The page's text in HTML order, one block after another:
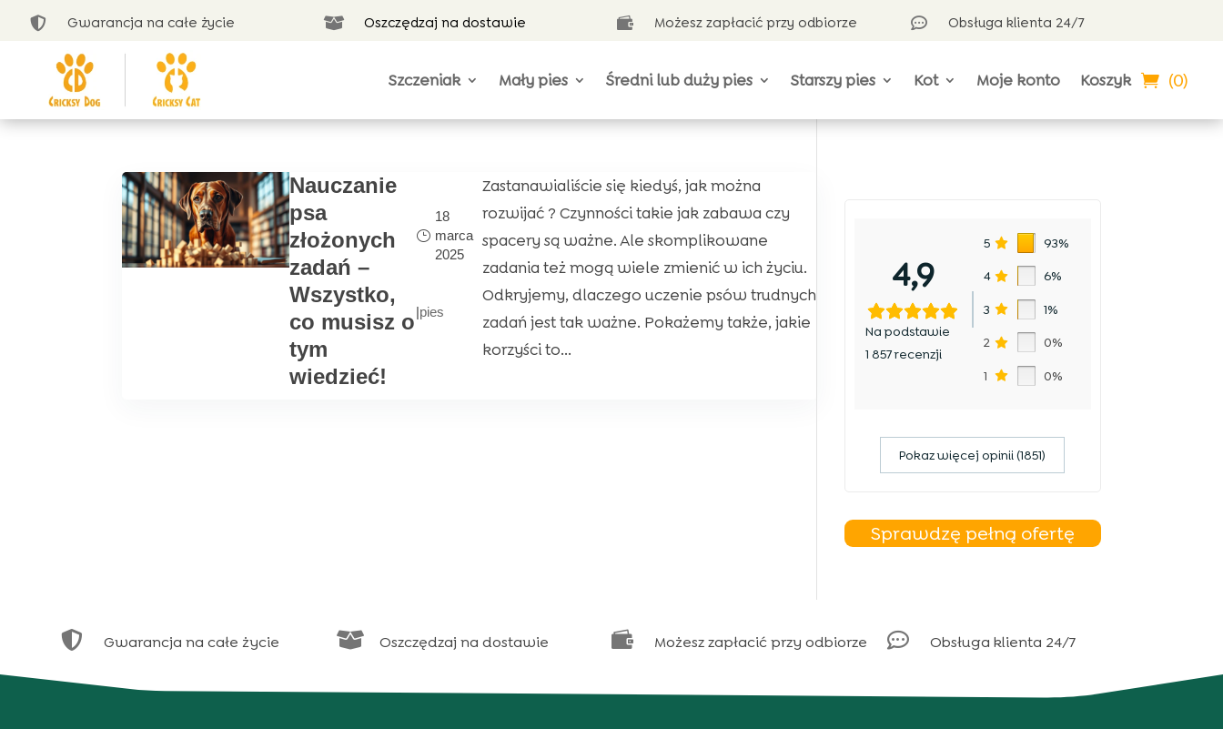
 Gwarancja na całe życie  Oszczędzaj na dostawie  Możesz zapłacić przy odbiorze  Obsługa klienta 24/7
Szczeniak Mały pies Średni lub duży pies Starszy pies Kot Moje konto Koszyk (0)
Nauczanie
psa
złożonych
zadań –
Wszystko,
co musisz o
tym
wiedzieć!
18
marca
2025
|pies
Zastanawialiście się kiedyś, jak można
rozwijać ? Czynności takie jak zabawa czy
spacery są ważne. Ale skomplikowane
zadania też mogą wiele zmienić w ich życiu.
Odkryjemy, dlaczego uczenie psów trudnych
zadań jest tak ważne. Pokażemy także, jakie
korzyści to...
4,9
Na podstawie
1 857 recenzji
5 93%
4 6%
3 1%
2 0%
1 0%
Pokaz więcej opinii (1851)
Sprawdzę pełną ofertę
 Gwarancja na całe życie  Oszczędzaj na dostawie  Możesz zapłacić przy odbiorze  Obsługa klienta 24/7